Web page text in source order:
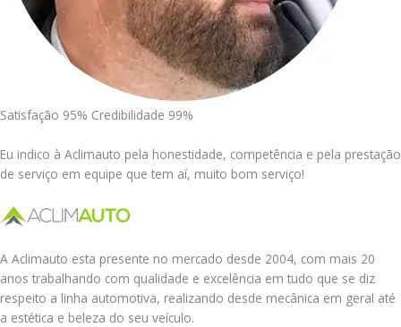
Satisfação 95% Credibilidade 99%
Eu indico à Aclimauto pela honestidade, competência e pela prestação
de serviço em equipe que tem aí, muito bom serviço!
A Aclimauto esta presente no mercado desde 2004, com mais 20
anos trabalhando com qualidade e excelência em tudo que se diz
respeito a linha automotiva, realizando desde mecânica em geral até
a estética e beleza do seu veículo.